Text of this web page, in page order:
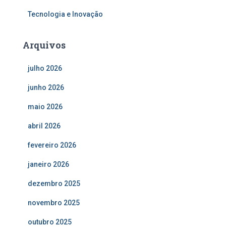
Tecnologia e Inovação
Arquivos
julho 2026
junho 2026
maio 2026
abril 2026
fevereiro 2026
janeiro 2026
dezembro 2025
novembro 2025
outubro 2025